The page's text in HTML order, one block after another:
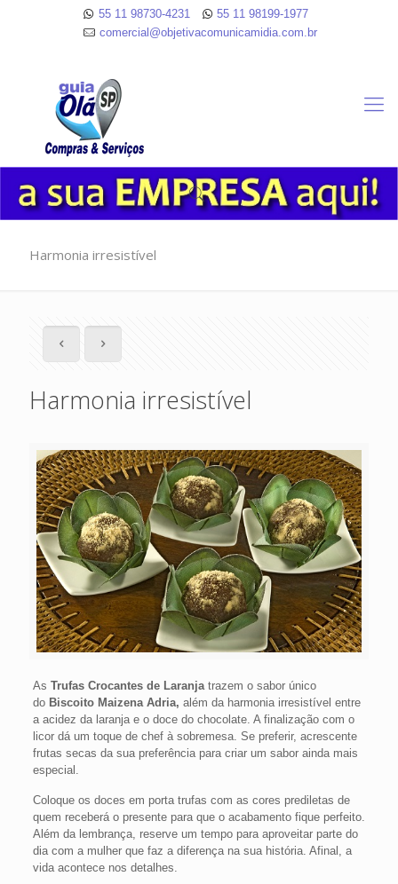
55 11 98730-4231
55 11 98199-1977
comercial@objetivacomunicamidia.com.br
Harmonia irresistível
Harmonia irresistível
As Trufas Crocantes de Laranja trazem o sabor único
doBiscoito Maizena Adria, além da harmonia irresistível entre
a acidez da laranja e o doce do chocolate. A finalização com o
licor dá um toque de chef à sobremesa. Se preferir, acrescente
frutas secas da sua preferência para criar um sabor ainda mais
especial.
Coloque os doces em porta trufas com as cores prediletas de
quem receberá o presente para que o acabamento fique perfeito.
Além da lembrança, reserve um tempo para aproveitar parte do
dia com a mulher que faz a diferença na sua história. Afinal, a
vida acontece nos detalhes.